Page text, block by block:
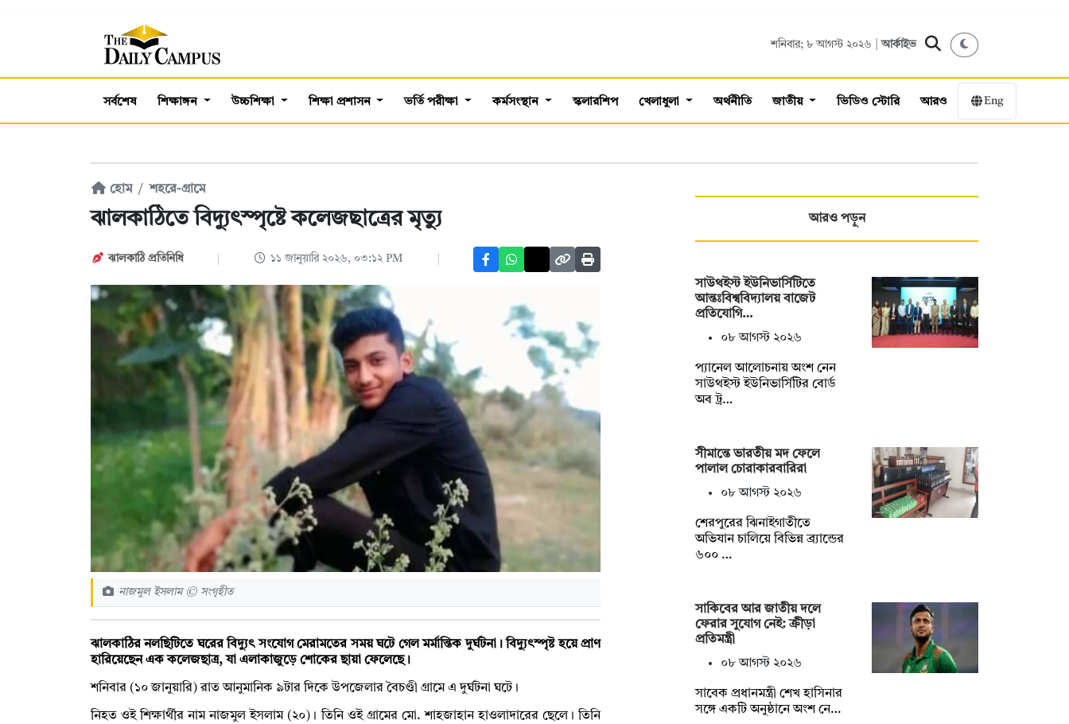
শনিবার; ৮ আগস্ট ২০২৬ |আর্কাইভ
সর্বশেষ শিক্ষাঙ্গন উচ্চশিক্ষা শিক্ষা প্রশাসন ভর্তি পরীক্ষা কর্মসংস্থান স্কলারশিপ খেলাধুলা অর্থনীতি জাতীয় ভিডিও স্টোরি আরও Eng
হোম শহরে-গ্রামে
ঝালকাঠিতে বিদ্যুৎস্পৃষ্টে কলেজছাত্রের মৃত্যু
ঝালকাঠি প্রতিনিধি ১১ জানুয়ারি ২০২৬, ০৩:১২ PM
নাজমুল ইসলাম © সংগৃহীত
ঝালকাঠির নলছিটিতে ঘরের বিদ্যুৎ সংযোগ মেরামতের সময় ঘটে গেল মর্মান্তিক দুর্ঘটনা। বিদ্যুৎস্পৃষ্ট হয়ে প্রাণ
হারিয়েছেন এক কলেজছাত্র, যা এলাকাজুড়ে শোকের ছায়া ফেলেছে।
শনিবার (১০ জানুয়ারি) রাত আনুমানিক ৯টার দিকে উপজেলার বৈচণ্ডী গ্রামে এ দুর্ঘটনা ঘটে।
নিহত ওই শিক্ষার্থীর নাম নাজমুল ইসলাম (২০)। তিনি ওই গ্রামের মো. শাহজাহান হাওলাদারের ছেলে। তিনি
আরও পড়ুন
সাউথইস্ট ইউনিভার্সিটিতে
আন্তঃবিশ্ববিদ্যালয় বাজেট
প্রতিযোগি…
০৮ আগস্ট ২০২৬
প্যানেল আলোচনায় অংশ নেন
সাউথইস্ট ইউনিভার্সিটির বোর্ড
অব ট্র…
সীমান্তে ভারতীয় মদ ফেলে
পালাল চোরাকারবারিরা
০৮ আগস্ট ২০২৬
শেরপুরের ঝিনাইগাতীতে
অভিযান চালিয়ে বিভিন্ন ব্র্যান্ডের
৬০০ …
সাকিবের আর জাতীয় দলে
ফেরার সুযোগ নেই: ক্রীড়া
প্রতিমন্ত্রী
০৮ আগস্ট ২০২৬
সাবেক প্রধানমন্ত্রী শেখ হাসিনার
সঙ্গে একটি অনুষ্ঠানে অংশ নে…